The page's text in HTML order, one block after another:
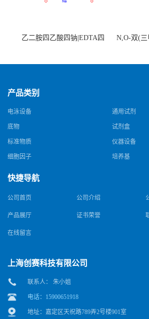
乙二胺四乙酸四钠|EDTA四
N,O-双(
产品类别
电泳设备 通用试剂
底物 试剂盒
标准物质 仪器设备
细胞因子 培养基
快捷导航
公司首页 公司介绍
产品展厅 证书荣誉
在线留言
上海创赛科技有限公司
联系人： 朱小姐
电话：15900651918
地址：嘉定区天祝路789弄2号楼901室